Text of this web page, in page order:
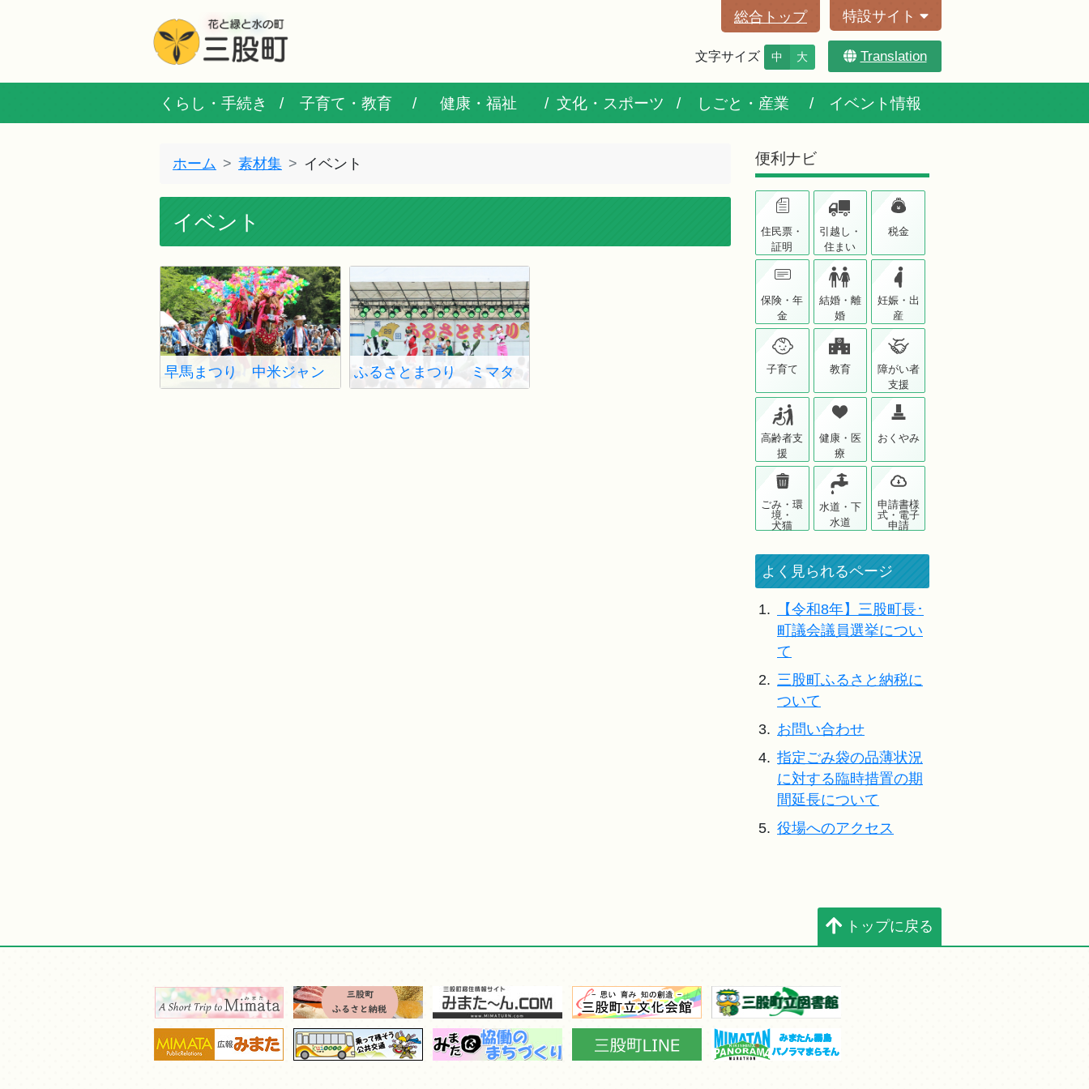
総合トップ 特設サイト
文字サイズ 中 大 Translation
くらし・手続き 子育て・教育 健康・福祉 文化・スポーツ しごと・産業 イベント情報
ホーム 素材集 イベント
イベント
早馬まつり 中米ジャン
ふるさとまつり ミマタ
便利ナビ
住民票・
証明
引越し・
住まい
税金
保険・年
金
結婚・離
婚
妊娠・出
産
子育て 教育
障がい者
支援
高齢者支
援
健康・医
療
おくやみ
ごみ・環
境・
犬猫
水道・下
水道
申請書様
式・電子
申請
よく見られるページ
1.
【令和8年】三股町長･
町議会議員選挙につい
て
2. 三股町ふるさと納税に
ついて
3. お問い合わせ
4. 指定ごみ袋の品薄状況
に対する臨時措置の期
間延長について
5. 役場へのアクセス
トップに戻る